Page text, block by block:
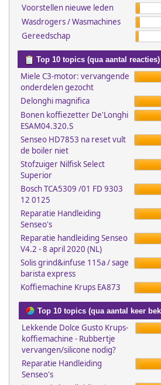
Voorstellen nieuwe leden
Wasdrogers / Wasmachines
Gereedschap
Top 10 topics (qua aantal reacties)
Miele C3-motor: vervangende
onderdelen gezocht
Delonghi magnifica
Bonen koffiezetter De'Longhi
ESAM04.320.S
Senseo HD7853 na reset vult
de boiler niet
Stofzuiger Nilfisk Select
Superior
Bosch TCA5309 /01 FD 9303
12 0125
Reparatie Handleiding
Senseo's
Reparatie handleiding Senseo
V4.2 - 8 april 2020 (NL)
Solis grind&infuse 115a / sage
barista express
Koffiemachine Krups EA873
Top 10 topics (qua aantal keer
Lekkende Dolce Gusto Krups-
koffiemachine - Rubbertje
vervangen/silicone nodig?
Reparatie Handleiding
Senseo's